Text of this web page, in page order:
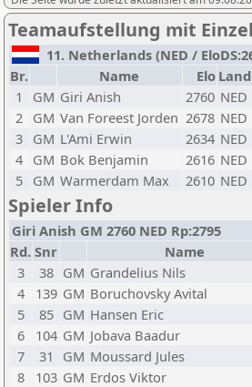
Teamaufstellung mit
11. Netherlands (NED /
Br.
Name Elo Land
1
GM Giri Anish 2760 NED
2 GM Van Foreest Jorden 2678 NED
3 GM L'Ami Erwin 2634 NED
4 GM Bok Benjamin 2616 NED
5 GM Warmerdam Max 2610 NED
Spieler Info
Giri Anish GM 2760 NED Rp:2795
Rd. Snr Name
3
38 GM Grandelius Nils
4
139 GM Boruchovsky Avital
5
85 GM Hansen Eric
6
104 GM Jobava Baadur
7
31 GM Moussard Jules
8
103 GM Erdos Viktor